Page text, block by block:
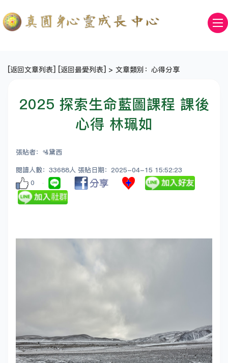
[返回文章列表] [返回最愛列表] > 文章類別：心得分享
2025 探索生命藍圖課程 課後
心得 林珮如
張貼者：🛂黛西
閱讀人數：33688人 張貼日期：2025-04-15 15:52:23
0